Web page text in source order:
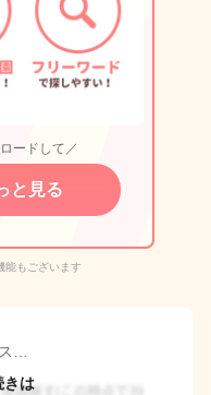
ードして／
と見る
能もございます
…
きは